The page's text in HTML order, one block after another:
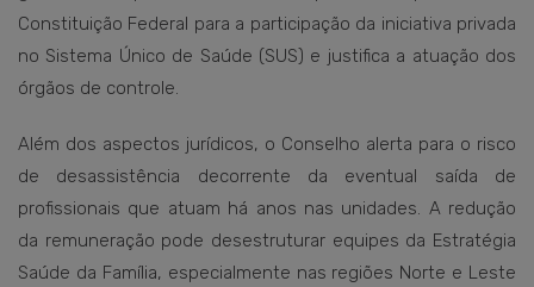
Constituição Federal para a participação da iniciativa privada
no Sistema Único de Saúde (SUS) e justifica a atuação dos
órgãos de controle.
Além dos aspectos jurídicos, o Conselho alerta para o risco
de desassistência decorrente da eventual saída de
profissionais que atuam há anos nas unidades. A redução
da remuneração pode desestruturar equipes da Estratégia
Saúde da Família, especialmente nas regiões Norte e Leste